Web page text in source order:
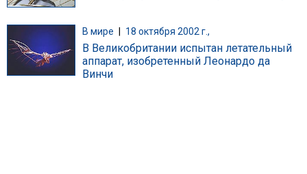
В мире 18 октября 2002 г.,
В Великобритании испытан летательный
аппарат, изобретенный Леонардо да
Винчи